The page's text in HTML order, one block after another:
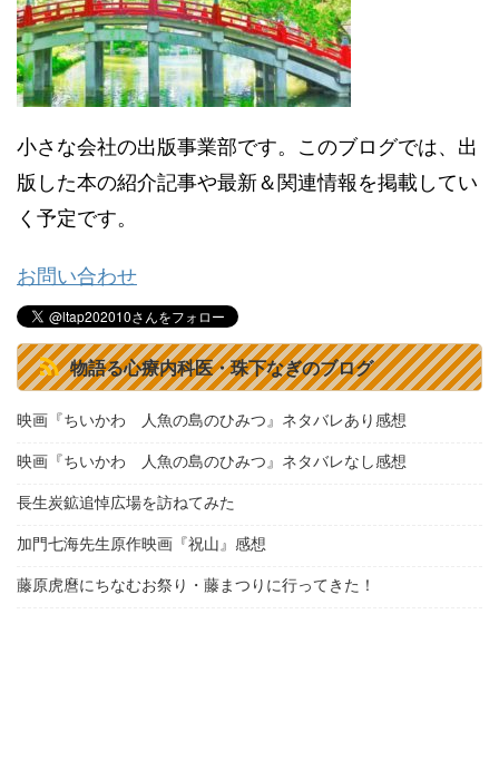
小さな会社の出版事業部です。このブログでは、出
版した本の紹介記事や最新＆関連情報を掲載してい
く予定です。
お問い合わせ
物語る心療内科医・珠下なぎのブログ
映画『ちいかわ 人魚の島のひみつ』ネタバレあり感想
映画『ちいかわ 人魚の島のひみつ』ネタバレなし感想
長生炭鉱追悼広場を訪ねてみた
加門七海先生原作映画『祝山』感想
藤原虎麿にちなむお祭り・藤まつりに行ってきた！